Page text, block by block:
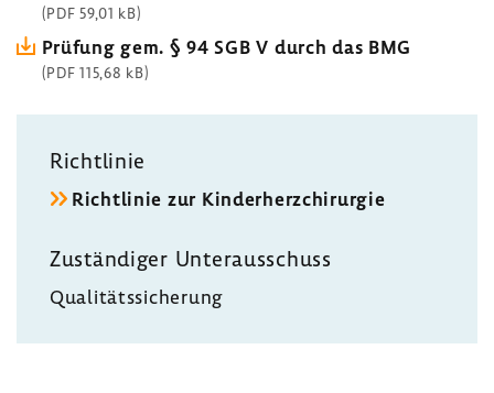
(PDF 59,01 kB)
Prüfung gem. § 94 SGB V durch das BMG
(PDF 115,68 kB)
Richt­linie
Richt­linie zur Kinder­herz­chir­urgie
Zustän­diger Unter­aus­schuss
Quali­täts­si­che­rung